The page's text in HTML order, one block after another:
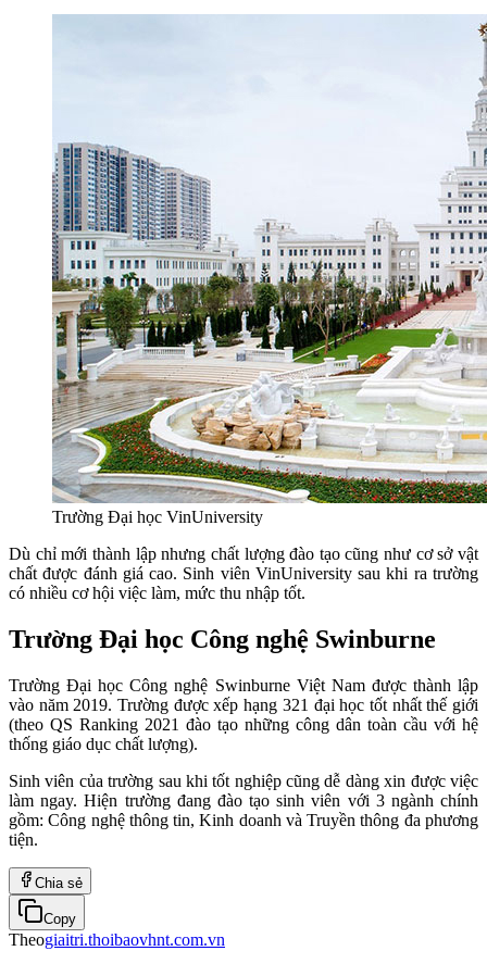
Trường Đại học VinUniversity
Dù chỉ mới thành lập nhưng chất lượng đào tạo cũng như cơ sở vật
chất được đánh giá cao. Sinh viên VinUniversity sau khi ra trường
có nhiều cơ hội việc làm, mức thu nhập tốt.
Trường Đại học Công nghệ Swinburne
Trường Đại học Công nghệ Swinburne Việt Nam được thành lập
vào năm 2019. Trường được xếp hạng 321 đại học tốt nhất thế giới
(theo QS Ranking 2021 đào tạo những công dân toàn cầu với hệ
thống giáo dục chất lượng).
Sinh viên của trường sau khi tốt nghiệp cũng dễ dàng xin được việc
làm ngay. Hiện trường đang đào tạo sinh viên với 3 ngành chính
gồm: Công nghệ thông tin, Kinh doanh và Truyền thông đa phương
tiện.
Chia sẻ
Copy
Theogiaitri.thoibaovhnt.com.vn